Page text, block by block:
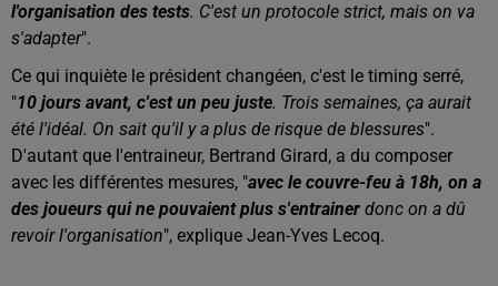
l'organisation des tests. C'est un protocole strict, mais on va
s'adapter".
Ce qui inquiète le président changéen, c'est le timing serré,
"10 jours avant, c'est un peu juste. Trois semaines, ça aurait
été l'idéal. On sait qu'il y a plus de risque de blessures".
D'autant que l'entraineur, Bertrand Girard, a du composer
avec les différentes mesures, "avec le couvre-feu à 18h, on a
des joueurs qui ne pouvaient plus s'entrainer donc on a dû
revoir l'organisation", explique Jean-Yves Lecoq.